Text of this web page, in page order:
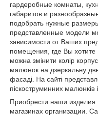
гардеробные комнаты,
габаритов и
подобрать нужные
представленные модели
зависимости от Ваших
помещения, где Вы
можна змінити колір
малюнок на дзеркальну
фасаді. На сайті
піскоструминних
Приобрести наши
магазинах организации.